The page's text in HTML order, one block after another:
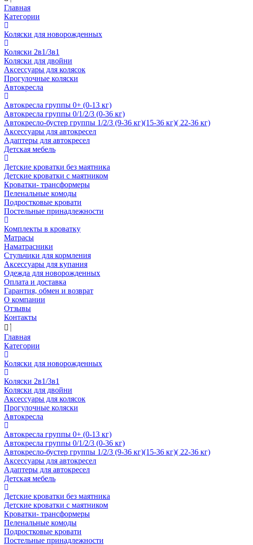
Главная
Категории
Коляски для новорожденных
Коляски 2в1/3в1
Коляски для двойни
Аксессуары для колясок
Прогулочные коляски
Автокресла
Автокресла группы 0+ (0-13 кг)
Автокресла группы 0/1/2/3 (0-36 кг)
Автокресло-бустер группы 1/2/3 (9-36 кг)(15-36 кг)( 22-36 кг)
Аксессуары для автокресел
Адаптеры для автокресел
Детская мебель
Детские кроватки без маятника
Детские кроватки с маятником
Кроватки- трансформеры
Пеленальные комоды
Подростковые кровати
Постельные принадлежности
Комплекты в кроватку
Матрасы
Наматрасники
Стульчики для кормления
Аксессуары для купания
Одежда для новорожденных
Оплата и доставка
Гарантия, обмен и возврат
О компании
Отзывы
Контакты
Главная
Категории
Коляски для новорожденных
Коляски 2в1/3в1
Коляски для двойни
Аксессуары для колясок
Прогулочные коляски
Автокресла
Автокресла группы 0+ (0-13 кг)
Автокресла группы 0/1/2/3 (0-36 кг)
Автокресло-бустер группы 1/2/3 (9-36 кг)(15-36 кг)( 22-36 кг)
Аксессуары для автокресел
Адаптеры для автокресел
Детская мебель
Детские кроватки без маятника
Детские кроватки с маятником
Кроватки- трансформеры
Пеленальные комоды
Подростковые кровати
Постельные принадлежности